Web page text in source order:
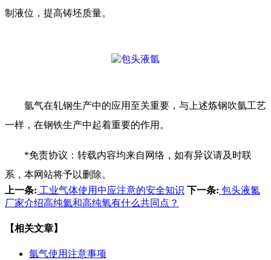
制液位，提高铸坯质量。
氩气在轧钢生产中的应用至关重要，与上述炼钢吹氩工艺
一样，在钢铁生产中起着重要的作用。
*免责协议：转载内容均来自网络，如有异议请及时联
系，本网站将予以删除。
上一条: 工业气体使用中应注意的安全知识 下一条: 包头液氮
厂家介绍高纯氦和高纯氧有什么共同点？
【相关文章】
氩气使用注意事项